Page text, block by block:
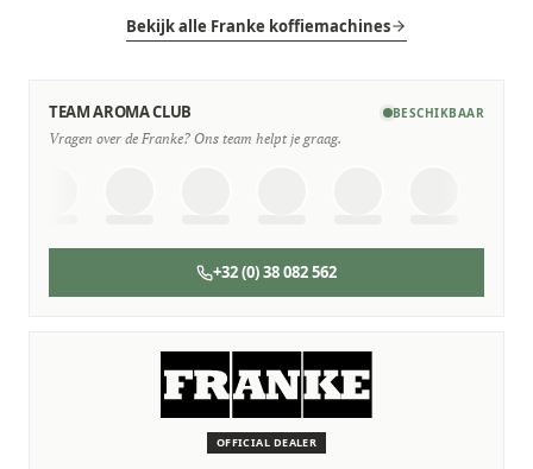
Bekijk alle Franke koffiemachines
TEAM AROMA CLUB BESCHIKBAAR
Vragen over de Franke? Ons team helpt je graag.
+32 (0) 38 082 562
OFFICIAL DEALER
Wij staan voor je klaar
Deskundige monteurs die verstand hebben van Franke
Persoonlijk, snel en zonder gedoe.